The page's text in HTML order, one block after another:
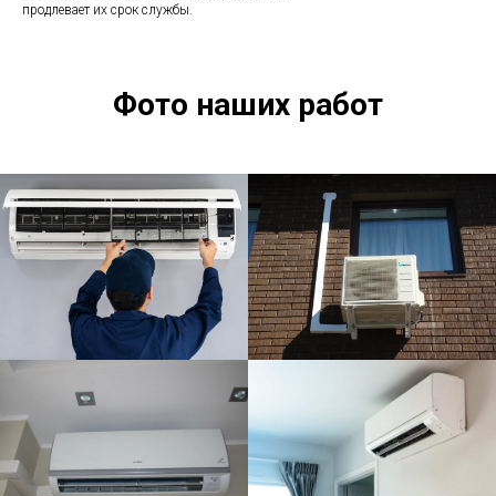
продлевает их срок службы.
Фото наших работ